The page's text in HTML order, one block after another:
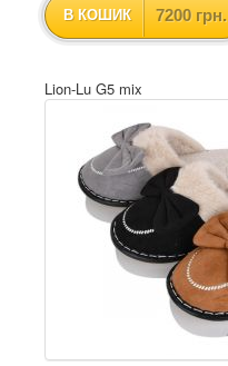
В КОШИК 7200 грн.
Lion-Lu G5 mix